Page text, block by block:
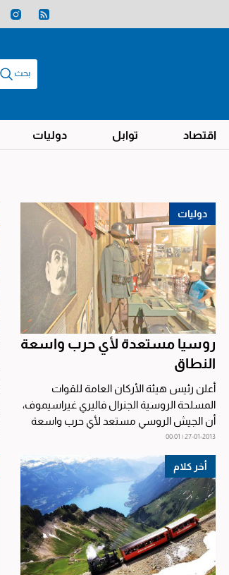
بحث
اقتصاد توابل دوليات
دوليات
روسيا مستعدة لأي حرب واسعة
النطاق
أعلن رئيس هيئة الأركان العامة للقوات
المسلحة الروسية الجنرال فاليري غيراسيموف،
أن الجيش الروسي مستعد لأي حرب واسعة
النطاق. ونقلت وسائل...
27-01-2013 | 00:01
أخر كلام